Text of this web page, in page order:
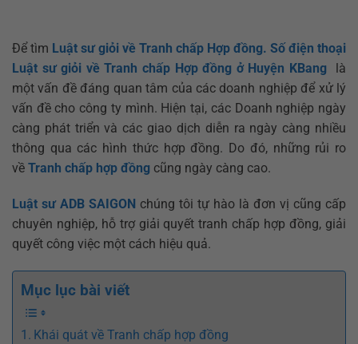
Để tìm Luật sư giỏi về Tranh chấp Hợp đồng. Số điện thoại
Luật sư giỏi về Tranh chấp Hợp đồng ở Huyện KBang
là
một vấn đề đáng quan tâm của các doanh nghiệp để xử lý
vấn đề cho công ty mình. Hiện tại, các Doanh nghiệp ngày
càng phát triển và các giao dịch diễn ra ngày càng nhiều
thông qua các hình thức hợp đồng. Do đó, những rủi ro
về Tranh chấp hợp đồng cũng ngày càng cao.
Luật sư ADB SAIGON chúng tôi tự hào là đơn vị cũng cấp
chuyên nghiệp, hỗ trợ giải quyết tranh chấp hợp đồng, giải
quyết công việc một cách hiệu quả.
Mục lục bài viết
Khái quát về Tranh chấp hợp đồng